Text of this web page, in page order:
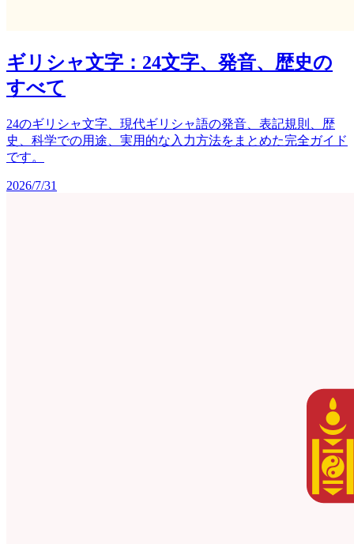
ギリシャ文字：24文字、発音、歴史の
すべて
24のギリシャ文字、現代ギリシャ語の発音、表記規則、歴
史、科学での用途、実用的な入力方法をまとめた完全ガイド
です。
2026/7/31